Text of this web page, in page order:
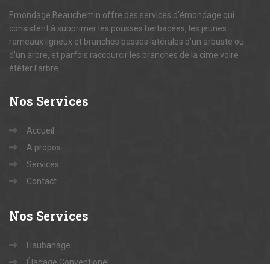
Emondage Beauchemin offre des services d’émondage qui
consistent à supprimer les pousses herbacées, les jeunes
rameaux ligneux et branches basses latérales d’un arbuste ou
d’un arbre, et parfois raccourcir les branches de la cime voire
étêter l’arbre.
Nos Services
Accueil
A propos
Services
Contact
Nos Services
Haubanage